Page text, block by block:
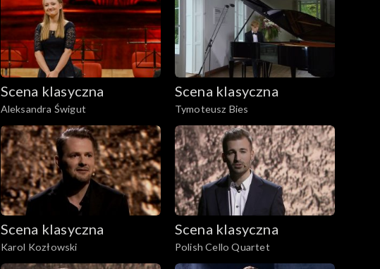
Scena klasyczna
Aleksandra Świgut
Scena klasyczna
Tymoteusz Bies
Scena klasyczna
Karol Kozłowski
Scena klasyczna
Polish Cello Quartet